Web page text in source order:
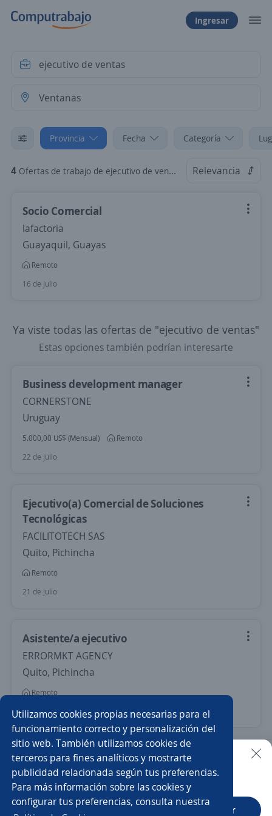
Utilizamos cookies propias necesarias para el
funcionamiento correcto y personalización del
sitio web. También utilizamos cookies de
terceros para fines analíticos y mostrarte
publicidad relacionada según tus preferencias.
Para más información sobre las cookies y
configurar tus preferencias, consulta nuestra
Ingresar
Provincia Fecha Categoría
4 Ofertas de trabajo de ejecutivo de ventas en Ventanas, Los Ríos Relevancia
Socio Comercial
lafactoria
Guayaquil, Guayas
Remoto
16 de julio
Ya viste todas las ofertas de "ejecutivo de ventas"
Estas opciones también podrían interesarte
Business development manager
CORNERSTONE
Uruguay
5.000,00 US$ (Mensual)
Remoto
22 de julio
Ejecutivo(a) Comercial de Soluciones
Tecnológicas
FACILITOTECH SAS
Quito, Pichincha
Remoto
21 de julio
Asistente/a ejecutivo
ERRORMKT AGENCY
Quito, Pichincha
Remoto
Más de 30 días
Nuevas ofertas de empleo Avísame
Empleos similares
Buscar es más fácil en la app
CT App Abrir